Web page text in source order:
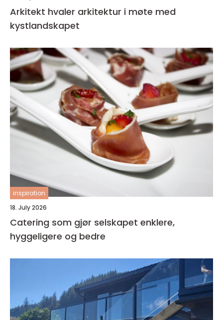
Arkitekt hvaler arkitektur i møte med
kystlandskapet
inspiration
18. July 2026
Catering som gjør selskapet enklere,
hyggeligere og bedre